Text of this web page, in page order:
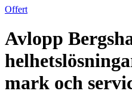
Offert
Avlopp
mark och